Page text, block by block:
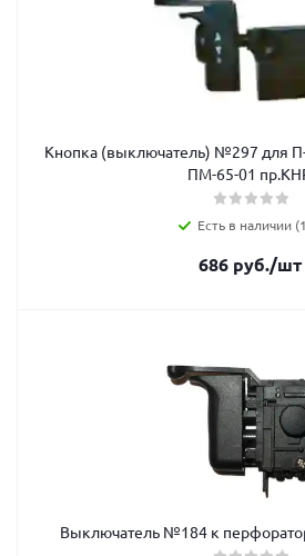
Кнопка (выключатель) №297 для
ПМ-65-01
Есть в наличии
686руб./шт
Выключатель №184 к